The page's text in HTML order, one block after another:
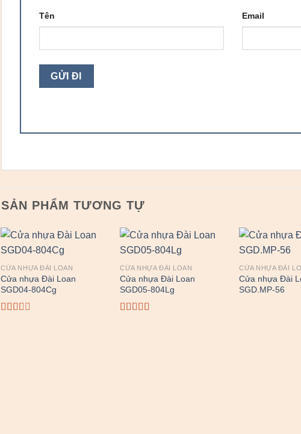
Tên Email
SẢN PHẨM TƯƠNG TỰ
CỬA NHỰA ĐÀI LOAN
Cửa nhựa Đài Loan
SGD04-804Cg
CỬA NHỰA ĐÀI LOAN
Cửa nhựa Đài Loan
SGD05-804Lg
CỬA NHỰA ĐÀI
Cửa nhựa Đài
SGD.MP-56